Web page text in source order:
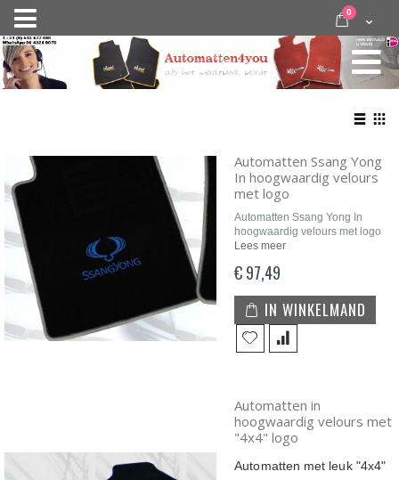
Nav
activeren
door
inhoud
Cart
0 items
Automatten Ssang Yong
In hoogwaardig velours
met logo
Automatten Ssang Yong In
hoogwaardig velours met logo
Lees meer
€ 97,49
IN WINKELMAND
Automatten in
hoogwaardig velours met
"4x4" logo
Automatten met leuk "4x4"